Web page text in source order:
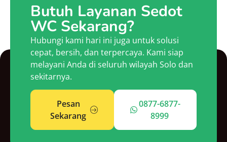
Butuh Layanan Sedot
WC Sekarang?
Hubungi kami hari ini juga untuk solusi
cepat, bersih, dan terpercaya. Kami siap
melayani Anda di seluruh wilayah Solo dan
sekitarnya.
Pesan
Sekarang
0877-6877-
8999